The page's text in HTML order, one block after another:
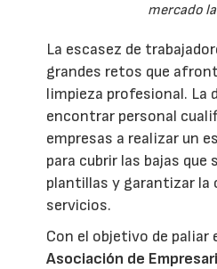
mercado
La escasez de
grandes retos que
limpieza profesional. La
encontrar personal
empresas a realizar un
para cubrir las bajas que
plantillas y garantizar la
servicios.
Con el objetivo de paliar
Asociación de